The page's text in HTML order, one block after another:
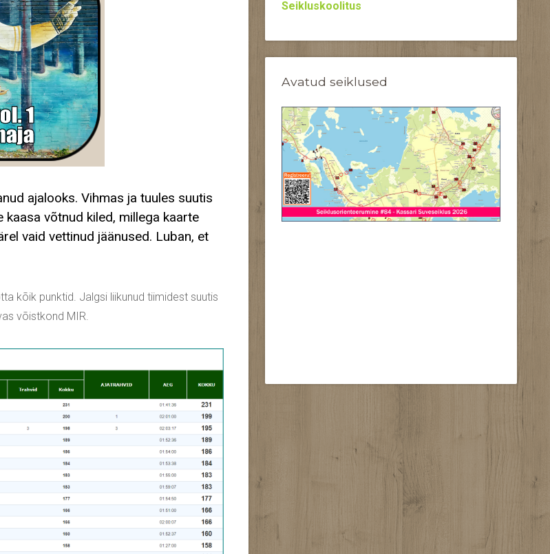
ajalooks. Vihmas ja tuules suutis
võtnud kiled, millega kaarte
vaid vettinud jäänused. Luban, et
kõik punktid. Jalgsi liikunud tiimidest suutis
võistkond MIR.
Seikluskoolitus
Avatud seiklused